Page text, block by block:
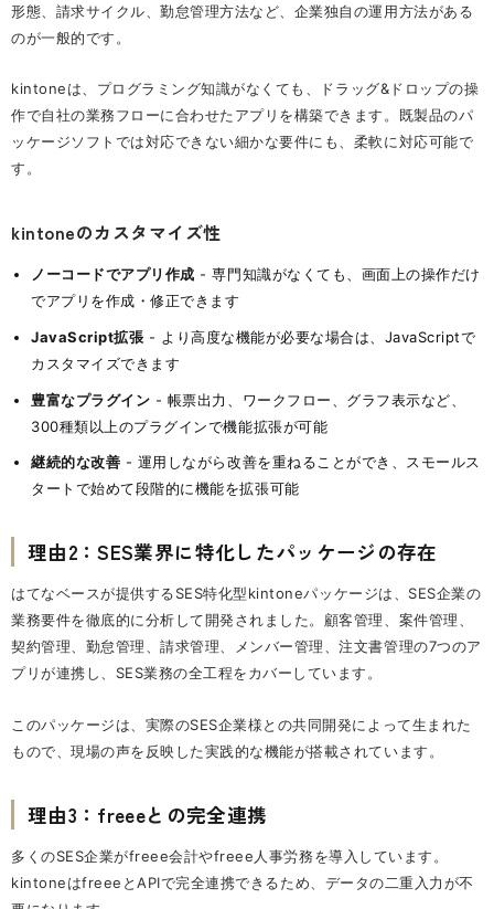
形態、請求サイクル、勤怠管理方法など、企業独自の運用方法がある
のが一般的です。
kintoneは、プログラミング知識がなくても、ドラッグ&ドロップの操
作で自社の業務フローに合わせたアプリを構築できます。既製品のパ
ッケージソフトでは対応できない細かな要件にも、柔軟に対応可能で
す。
kintoneのカスタマイズ性
ノーコードでアプリ作成 - 専門知識がなくても、画面上の操作だけ
でアプリを作成・修正できます
JavaScript拡張 - より高度な機能が必要な場合は、JavaScriptで
カスタマイズできます
豊富なプラグイン - 帳票出力、ワークフロー、グラフ表示など、
300種類以上のプラグインで機能拡張が可能
継続的な改善 - 運用しながら改善を重ねることができ、スモールス
タートで始めて段階的に機能を拡張可能
理由2：SES業界に特化したパッケージの存在
はてなベースが提供するSES特化型kintoneパッケージは、SES企業の
業務要件を徹底的に分析して開発されました。顧客管理、案件管理、
契約管理、勤怠管理、請求管理、メンバー管理、注文書管理の7つのア
プリが連携し、SES業務の全工程をカバーしています。
このパッケージは、実際のSES企業様との共同開発によって生まれた
もので、現場の声を反映した実践的な機能が搭載されています。
理由3：freeeとの完全連携
多くのSES企業がfreee会計やfreee人事労務を導入しています。
kintoneはfreeeとAPIで完全連携できるため、データの二重入力が不